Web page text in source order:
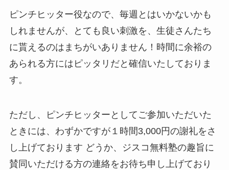
ピンチヒッター役なので、毎週とはいかないかも
しれませんが、とても良い刺激を、生徒さんたち
に貰えるのはまちがいありません！時間に余裕の
あられる方にはピッタリだと確信いたしておりま
す。
ただし、ピンチヒッターとしてご参加いただいた
ときには、わずかですが１時間3,000円の謝礼をさ
し上げております どうか、ジスコ無料塾の趣旨に
賛同いただける方の連絡をお待ち申し上げており